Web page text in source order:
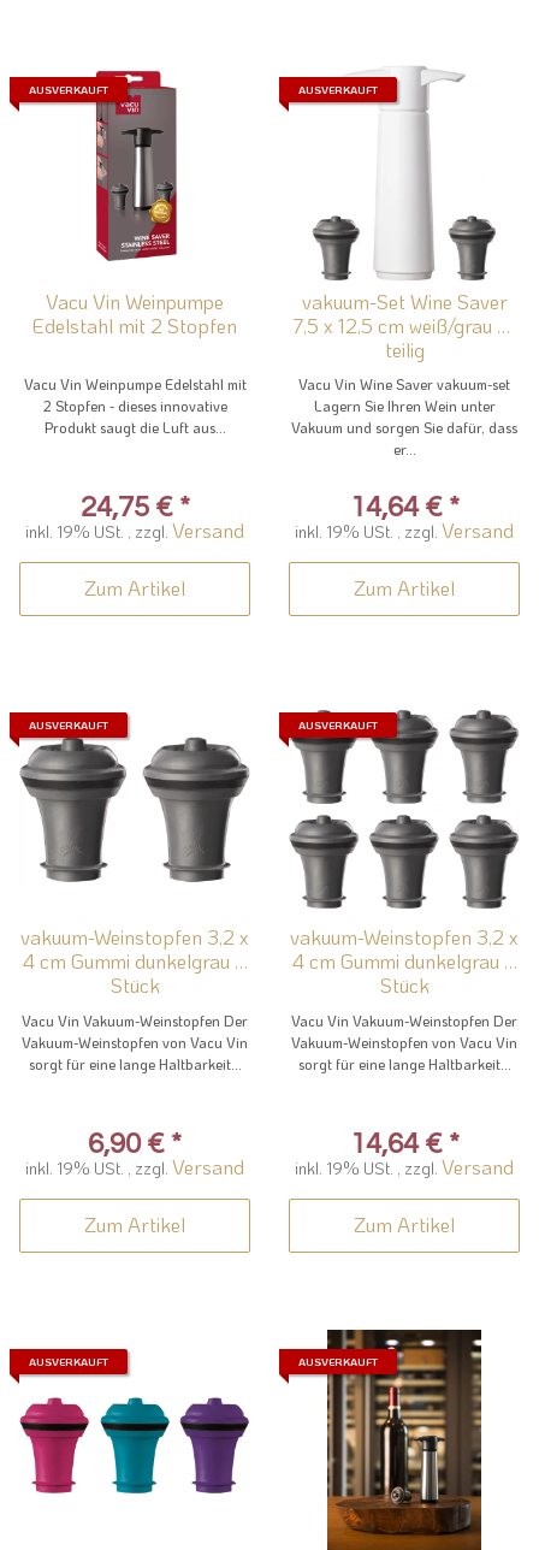
AUSVERKAUFT
Vacu Vin Weinpumpe
Edelstahl mit 2 Stopfen
Vacu Vin Weinpumpe Edelstahl mit
2 Stopfen - dieses innovative
Produkt saugt die Luft aus...
24,75 € *
inkl. 19% USt. , zzgl. Versand
Zum Artikel
AUSVERKAUFT
vakuum-Set Wine Saver
7,5 x 12,5 cm weiß/grau 3-
teilig
Vacu Vin Wine Saver vakuum-set
Lagern Sie Ihren Wein unter
Vakuum und sorgen Sie dafür, dass
er...
14,64 € *
inkl. 19% USt. , zzgl. Versand
Zum Artikel
AUSVERKAUFT
vakuum-Weinstopfen 3,2 x
4 cm Gummi dunkelgrau 2
Stück
Vacu Vin Vakuum-Weinstopfen Der
Vakuum-Weinstopfen von Vacu Vin
sorgt für eine lange Haltbarkeit...
6,90 € *
inkl. 19% USt. , zzgl. Versand
Zum Artikel
AUSVERKAUFT
vakuum-Weinstopfen 3,2 x
4 cm Gummi dunkelgrau 6
Stück
Vacu Vin Vakuum-Weinstopfen Der
Vakuum-Weinstopfen von Vacu Vin
sorgt für eine lange Haltbarkeit...
14,64 € *
inkl. 19% USt. , zzgl. Versand
Zum Artikel
AUSVERKAUFT AUSVERKAUFT